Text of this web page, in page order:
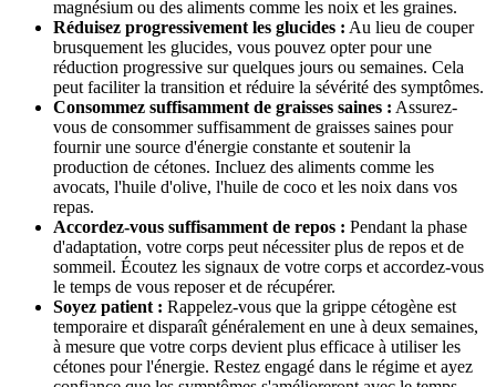
magnésium ou des aliments comme les noix et les graines.
Réduisez progressivement les glucides : Au lieu de couper
brusquement les glucides, vous pouvez opter pour une
réduction progressive sur quelques jours ou semaines. Cela
peut faciliter la transition et réduire la sévérité des symptômes.
Consommez suffisamment de graisses saines : Assurez-
vous de consommer suffisamment de graisses saines pour
fournir une source d'énergie constante et soutenir la
production de cétones. Incluez des aliments comme les
avocats, l'huile d'olive, l'huile de coco et les noix dans vos
repas.
Accordez-vous suffisamment de repos : Pendant la phase
d'adaptation, votre corps peut nécessiter plus de repos et de
sommeil. Écoutez les signaux de votre corps et accordez-vous
le temps de vous reposer et de récupérer.
Soyez patient : Rappelez-vous que la grippe cétogène est
temporaire et disparaît généralement en une à deux semaines,
à mesure que votre corps devient plus efficace à utiliser les
cétones pour l'énergie. Restez engagé dans le régime et ayez